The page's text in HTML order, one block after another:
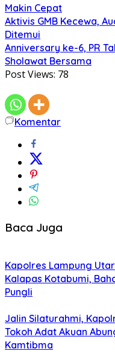
Makin Cepat
Aktivis GMB Kecewa,
Ditemui
Anniversary ke-6, PR
Sholawat Bersama
Post Views: 78
Komentar
Baca Juga
Kapolres Lampung
Kalapas Kotabumi,
Pungli
Jalin Silaturahmi,
Tokoh Adat Akuan
Kamtibma